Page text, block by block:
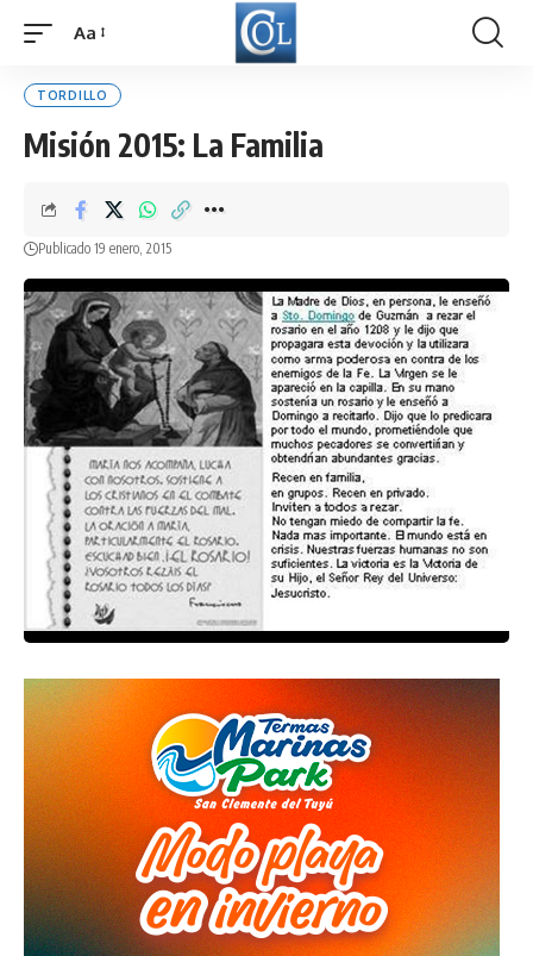
Font
Aa
TORDILLO
Misión 2015: La Familia
Publicado 19 enero, 2015